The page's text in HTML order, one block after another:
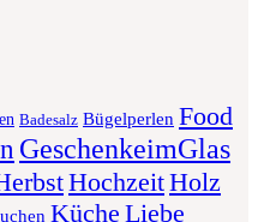
Badesalz Bügelperlen Food
GeschenkeimGlas
HochzeitHolz
Küche Liebe